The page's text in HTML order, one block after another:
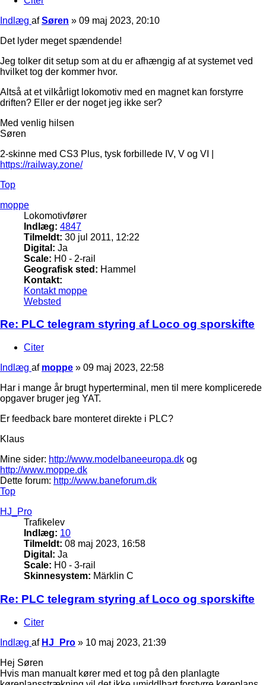
Indlæg afSøren » 09 maj 2023, 20:10
Det lyder meget spændende!
Jeg tolker dit setup som at du er afhængig af at systemet ved
hvilket tog der kommer hvor.
Altså at et vilkårligt lokomotiv med en magnet kan forstyrre
driften? Eller er der noget jeg ikke ser?
Med venlig hilsen
Søren
2-skinne med CS3 Plus, tysk forbillede IV, V og VI |
https://railway.zone/
Top
moppe
Lokomotivfører
Indlæg: 4847
Tilmeldt: 30 jul 2011, 12:22
Digital: Ja
Scale: H0 - 2-rail
Geografisk sted: Hammel
Kontakt:
Kontakt moppe
Websted
Re: PLC telegram styring af Loco og sporskifte
Citer
Indlæg af moppe » 09 maj 2023, 22:58
Har i mange år brugt hyperterminal, men til mere komplicerede
opgaver bruger jeg YAT.
Er feedback bare monteret direkte i PLC?
Klaus
Mine sider: http://www.modelbaneeuropa.dk og
http://www.moppe.dk
Dette forum: http://www.baneforum.dk
Top
HJ_Pro
Trafikelev
Indlæg: 10
Tilmeldt: 08 maj 2023, 16:58
Digital: Ja
Scale: H0 - 3-rail
Skinnesystem: Märklin C
Re: PLC telegram styring af Loco og sporskifte
Citer
Indlæg af HJ_Pro » 10 maj 2023, 21:39
Hej Søren
Hvis man manualt kører med et tog på den planlagte